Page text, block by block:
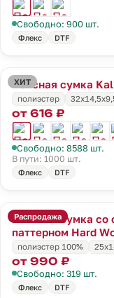
Свободно: 900 шт.
Флекс DTF
ХИТ
Поясная сумка
полиэстер
от 616 ₽
Свободно: 8588 шт.
В пути: 1000 шт.
Флекс DTF
Распродажа
Поясная сумка
паттерном Hard
полиэстер 100%
от 990 ₽
Свободно: 319 шт.
Флекс DTF